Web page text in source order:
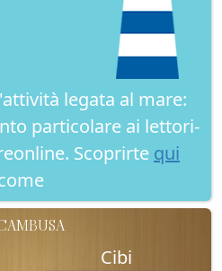
legata al mare:
particolare ai lettori-
Scoprirte qui
Cibi